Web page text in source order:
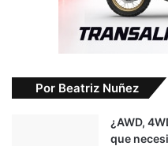
Por Beatriz Nuñez
¿AWD,
que